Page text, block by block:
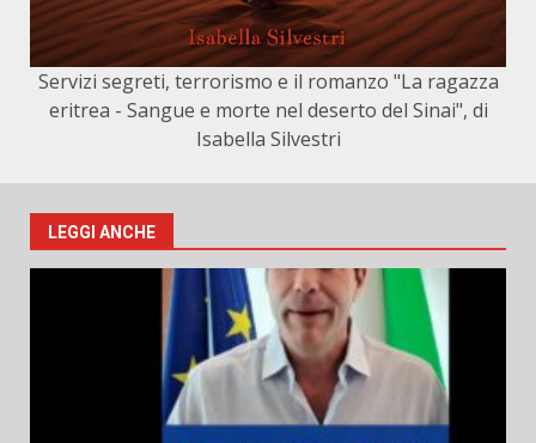
Servizi segreti, terrorismo e il romanzo "La ragazza
eritrea - Sangue e morte nel deserto del Sinai", di
Isabella Silvestri
LEGGI ANCHE